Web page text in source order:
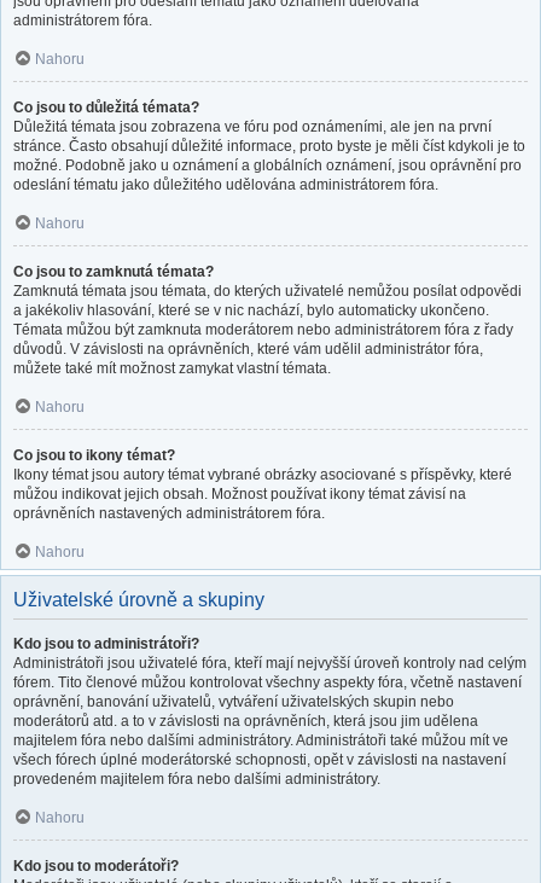
administrátorem fóra.
Nahoru
Co jsou to důležitá témata?
Důležitá témata jsou zobrazena ve fóru pod oznámeními, ale jen na první
stránce. Často obsahují důležité informace, proto byste je měli číst kdykoli je to
možné. Podobně jako u oznámení a globálních oznámení, jsou oprávnění pro
odeslání tématu jako důležitého udělována administrátorem fóra.
Nahoru
Co jsou to zamknutá témata?
Zamknutá témata jsou témata, do kterých uživatelé nemůžou posílat odpovědi
a jakékoliv hlasování, které se v nic nachází, bylo automaticky ukončeno.
Témata můžou být zamknuta moderátorem nebo administrátorem fóra z řady
důvodů. V závislosti na oprávněních, které vám udělil administrátor fóra,
můžete také mít možnost zamykat vlastní témata.
Nahoru
Co jsou to ikony témat?
Ikony témat jsou autory témat vybrané obrázky asociované s příspěvky, které
můžou indikovat jejich obsah. Možnost používat ikony témat závisí na
oprávněních nastavených administrátorem fóra.
Nahoru
Uživatelské úrovně a skupiny
Kdo jsou to administrátoři?
Administrátoři jsou uživatelé fóra, kteří mají nejvyšší úroveň kontroly nad celým
fórem. Tito členové můžou kontrolovat všechny aspekty fóra, včetně nastavení
oprávnění, banování uživatelů, vytváření uživatelských skupin nebo
moderátorů atd. a to v závislosti na oprávněních, která jsou jim udělena
majitelem fóra nebo dalšími administrátory. Administrátoři také můžou mít ve
všech fórech úplné moderátorské schopnosti, opět v závislosti na nastavení
provedeném majitelem fóra nebo dalšími administrátory.
Nahoru
Kdo jsou to moderátoři?